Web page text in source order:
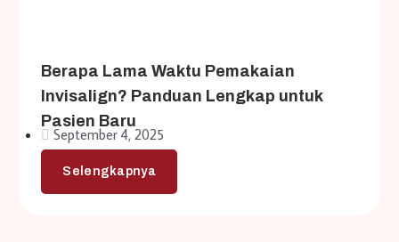
Berapa Lama Waktu Pemakaian
Invisalign? Panduan Lengkap untuk
Pasien Baru
September 4, 2025
Selengkapnya